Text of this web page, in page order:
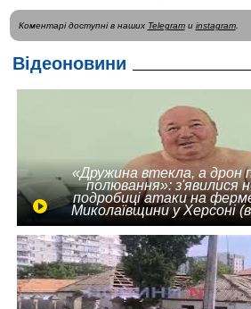
Коментарі доступні в наших Telegramи instagram.
Відеоновини
«Дружина втекла, а дрон
полювання»: з'явилися
подробиці атаки на
Миколаївщини у Херсоні